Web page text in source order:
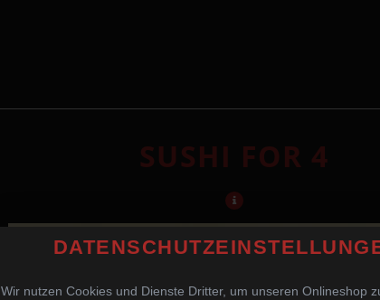
SUSHI FOR 4
Wir nutzen Cookies und Dienste Dritter, um unseren Onlineshop